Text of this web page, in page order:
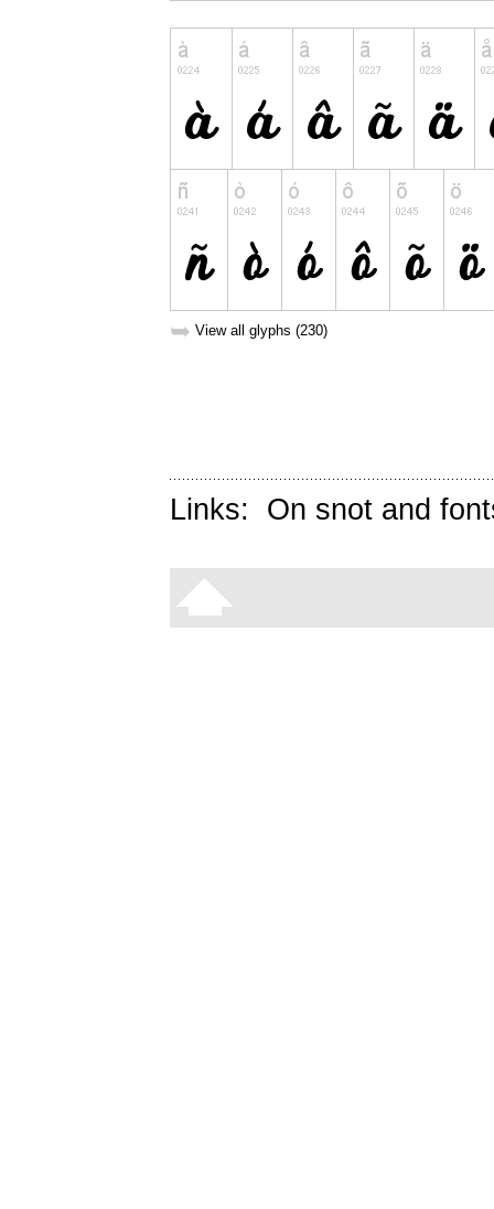
➥ View all glyphs (230)
Links: On snot and